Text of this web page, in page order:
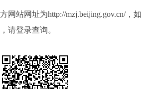
站网址为http://mzj.beijing.gov.cn/，如
请登录查询。